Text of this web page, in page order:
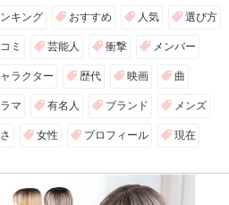
キング おすすめ 人気 選び方
ミ 芸能人 衝撃 メンバー
ラクター 歴代 映画 曲
ラマ 有名人 ブランド メンズ
女性 プロフィール 現在